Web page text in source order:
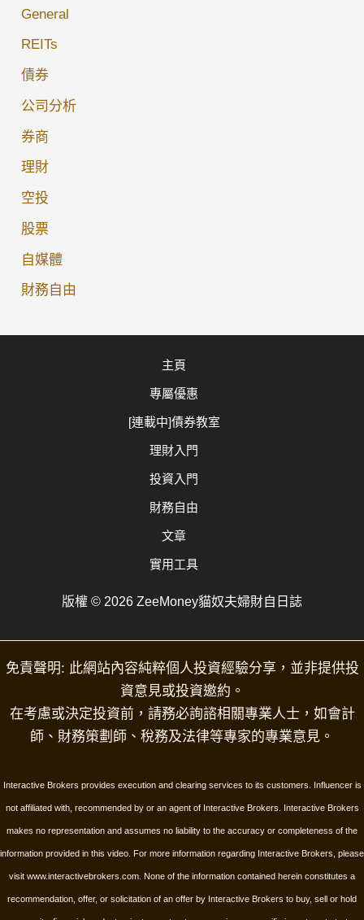
剖
PTY
封
式
基
金
General
REITs
債券
公司分析
券商
理財
空投
股票
自媒體
財務自由
主頁
專屬優惠
[連載中]債券教室
理財入門
投資入門
財務自由
文章
實用工具
版權 © 2026 ZeeMoney貓奴夫婦財自日誌
免責聲明: 此網站內容純粹個人投資經驗分享，並非提供投
資意見或投資邀約。
在考慮或決定投資前，請務必詢諮相關專業人士，如會計
師、財務策劃師、稅務及法律等專家的專業意見。
Interactive Brokers provides execution and clearing services to its customers. Influencer is
not affiliated with, recommended by or an agent of Interactive Brokers. Interactive Brokers
makes no representation and assumes no liability to the accuracy or completeness of the
information provided in this video. For more information regarding Interactive Brokers, please
visit www.interactivebrokers.com. None of the information contained herein constitutes a
recommendation, offer, or solicitation of an offer by Interactive Brokers to buy, sell or hold